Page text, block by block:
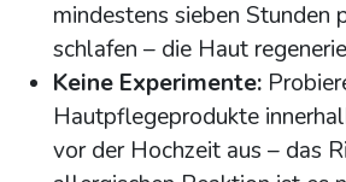
mindestens sieben Stunden
schlafen – die Haut
Keine Experimente:
Hautpflegeprodukte
vor der Hochzeit aus – das